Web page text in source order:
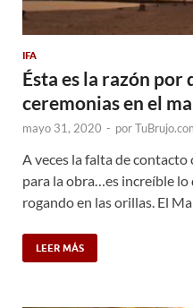
IFA
Ésta es la razón por
ceremonias en el
mayo 31, 2020 - por
A veces la falta de contacto
para la obra…es increíble
rogando en las orillas. El
LEER MÁS